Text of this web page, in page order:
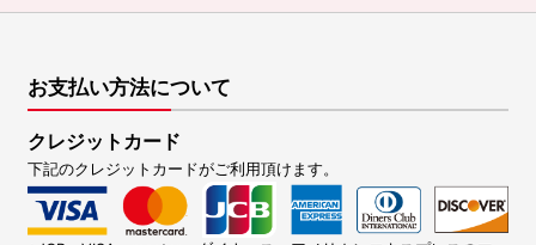
お支払い方法について
クレジットカード
下記のクレジットカードがご利用頂けます。